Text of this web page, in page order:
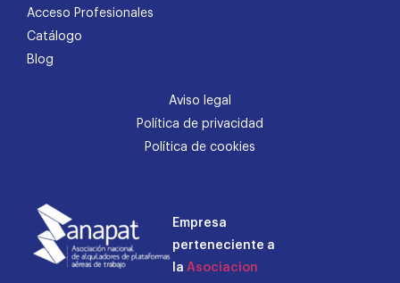
Acceso Profesionales
Catálogo
Blog
Aviso legal
Política de privacidad
Política de cookies
Empresa
perteneciente a
la Asociacion